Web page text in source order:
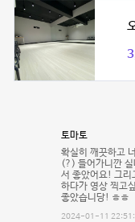
토마토
확실히 깨끗하고
(?) 들어가니깐 실
서 좋았어요! 그리
하다가 영상 찍고
좋았습니당! ㅎㅎ
2024-01-11